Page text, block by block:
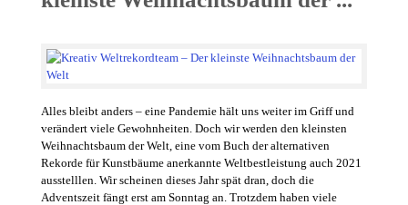
Alles bleibt anders – eine Pandemie hält uns weiter im Griff und
verändert viele Gewohnheiten. Doch wir werden den kleinsten
Weihnachtsbaum der Welt, eine vom Buch der alternativen
Rekorde für Kunstbäume anerkannte Weltbestleistung auch 2021
ausstelllen. Wir scheinen dieses Jahr spät dran, doch die
Adventszeit fängt erst am Sonntag an. Trotzdem haben viele